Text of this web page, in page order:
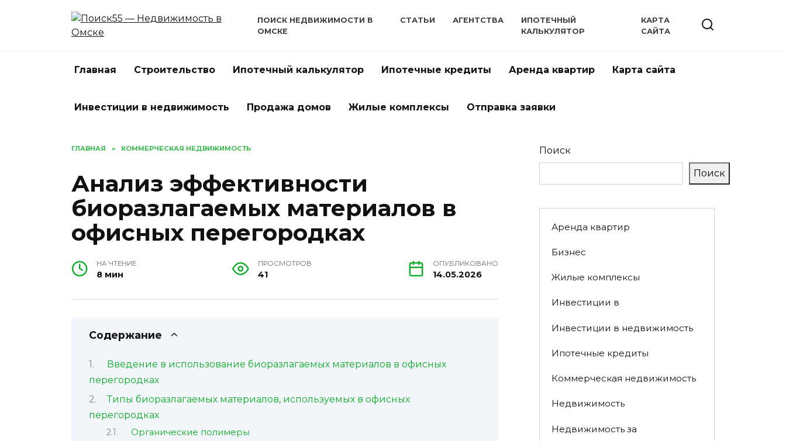
ПОИСК НЕДВИЖИМОСТИ В
ОМСКЕ
СТАТЬИ АГЕНТСТВА
ИПОТЕЧНЫЙ
КАЛЬКУЛЯТОР
КАРТА
САЙТА
Главная Строительство Ипотечный калькулятор Ипотечные кредиты Аренда квартир Карта сайта
Инвестиции в недвижимость Продажа домов Жилые комплексы Отправка заявки
ГЛАВНАЯ » КОММЕРЧЕСКАЯ НЕДВИЖИМОСТЬ
Анализ эффективности
биоразлагаемых материалов в
офисных перегородках
НА ЧТЕНИЕ
8 мин
ПРОСМОТРОВ
41
ОПУБЛИКОВАНО
14.05.2026
Содержание
Введение в использование биоразлагаемых материалов в офисных
перегородках
Типы биоразлагаемых материалов, используемых в офисных
перегородках
Органические полимеры
Поиск
Поиск
Аренда квартир
Бизнес
Жилые комплексы
Инвестиции в
Инвестиции в недвижимость
Ипотечные кредиты
Коммерческая недвижимость
Недвижимость
Недвижимость за